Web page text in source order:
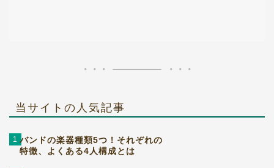
当サイトの人気記事
1 バンドの楽器種類5つ！それぞれの
特徴、よくある4人構成とは